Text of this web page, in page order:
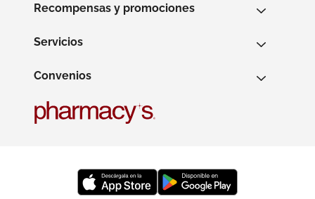
Recompensas y promociones
Servicios
Convenios